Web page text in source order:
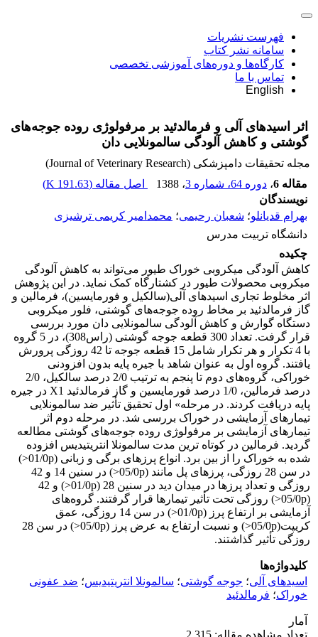
فهرست نشریات
سامانه نشر کتاب
کارگاه‌ها و دوره‌های آموزشی تخصصی
تماس با ما
English
اثر اسید‌های آلی و فرمالدئید بر مرفولوژی روده جوجه‌های
گوشتی و کاهش آلودگی سالمونلایی دان
مجله تحقیقات دامپزشکی (Journal of Veterinary Research)
مقاله 6
، دوره 64، شماره 3 ، 1388 اصل مقاله (191.63 K
)
نویسندگان
بهرام قدیانلو؛ شعبان رحیمی؛ محمدامیر کریمی ترشیزی
دانشگاه تربیت مدرس
چکیده
کاهش آلودگی میکروبی خوراک طیور می‌تواند به کاهش آلودگی
میکروبی محصولات طیور در کشتارگاه کمک نماید. در این پژوهش
اثر مخلوط تجاری اسیدهای آلی(سالکیل و فورمایسین)، فرمالین و
گاز فرمالدئید بر مخاط روده جوجه‌های گوشتی، فلور میکروبی
دستگاه گوارش و کاهش آلودگی سالمونلایی دان مورد بررسی
قرار گرفت. تعداد 300 قطعه جوجه گوشتی (راس308)، در 5 گروه
با 4 تکرار و هر تکرار شامل 15 قطعه جوجه تا 42 روزگی پرورش
یافتند. گروه اول به عنوان شاهد با جیره پایه بدون افزودنی
خوراکی، گروه‌های دوم تا پنجم به ترتیب 2/0 درصد سالکیل، 2/0
درصد فرمالین، 1/0 درصد فورمایسین و گاز فرمالدئید X1 در جیره
پایه دریافت کردند. در مرحله» اول تحقیق تأثیر ضد سالمونلایی
تیمارهای آزمایشی در خوراک بررسی شد. در مرحله دوم اثر
تیمارهای آزمایشی بر مرفولوژی روده جوجه‌های گوشتی مطالعه
گردید. فرمالین در کوتاه ترین مدت سالمونلا انتریتیدیس‌ ‌افزوده
شده به خوراک را از بین برد. انواع پرزهای برگی و زبانی (01/0p<‌)
در سن 28 روزگی، پرزهای پل مانند (05/0p<‌) در سنین 14 و 42
روزگی و تعداد پرزها در میدان دید در سنین 28 (01/0p<‌) و 42
(05/0p<‌) روزگی تحت تأثیر تیمارها قرار گرفتند. گروه‌های
آزمایشی بر ارتفاع پرز (01/0p<‌) در سن 14 روزگی، عمق
کریپت(05/0p<‌) و نسبت ارتفاع به عرض پرز (05/0p<‌) در سن 28
روزگی تأثیر گذاشتند. ‌
کلیدواژه‌ها
اسیدهای آلی؛ جوجه گوشتی؛ سالمونلا انتریتیدیس؛ ضد عفونی
خوراک؛ فرمالدئید
آمار
تعداد مشاهده مقاله: 2,315